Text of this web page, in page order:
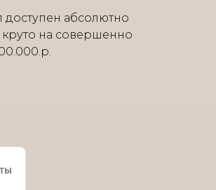
абсолютно
на совершенно